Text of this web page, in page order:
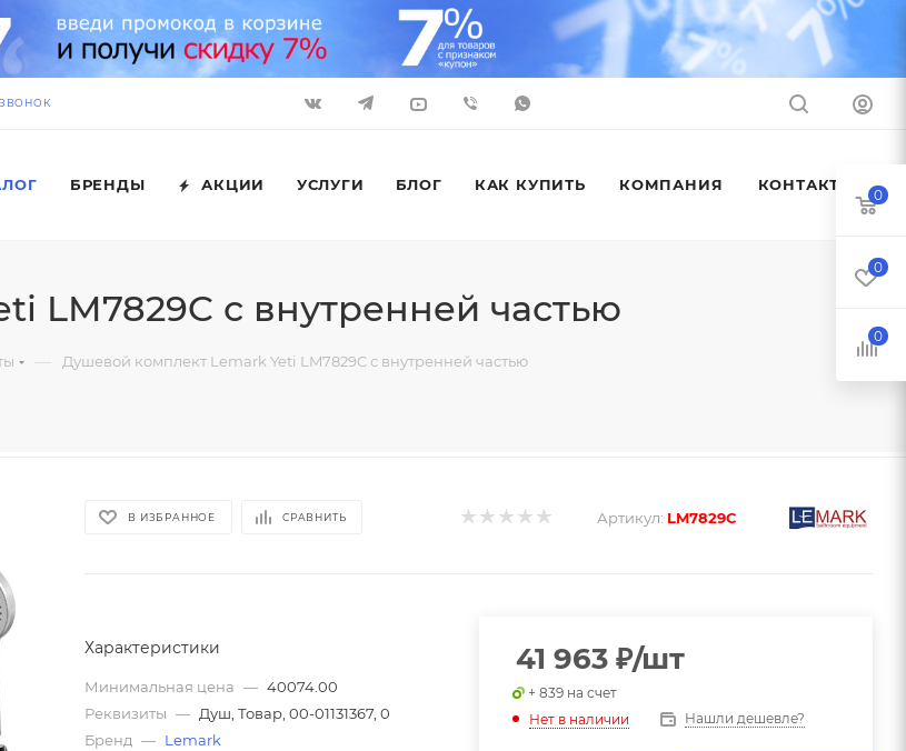
БРЕНДЫ АКЦИИ УСЛУГИ БЛОГ КАК КУПИТЬ КОМПАНИЯ КОНТАКТЫ
LM7829C с внутренней частью
— Душевой комплект Lemark Yeti LM7829C с внутренней частью
В ИЗБРАННОЕ СРАВНИТЬ Артикул: LM7829C
Характеристики
Минимальная цена — 40074.00
Реквизиты — Душ, Товар, 00-01131367, 0
Бренд — Lemark
41 963₽/шт
+ 839 на счет
Нет в наличии
Нашли дешевле?
0
0
0